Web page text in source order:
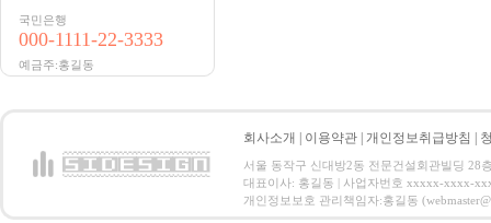
국민은행
000-1111-22-3333
예금주:홍길동
회사소개 이용약관 개인정보취급방침
서울 동작구 신대방2동 전문건설회관빌딩 28
대표이사: 홍길동 | 사업자번호 xxxxx-xxxx-
개인정보보호 관리책임자:홍길동